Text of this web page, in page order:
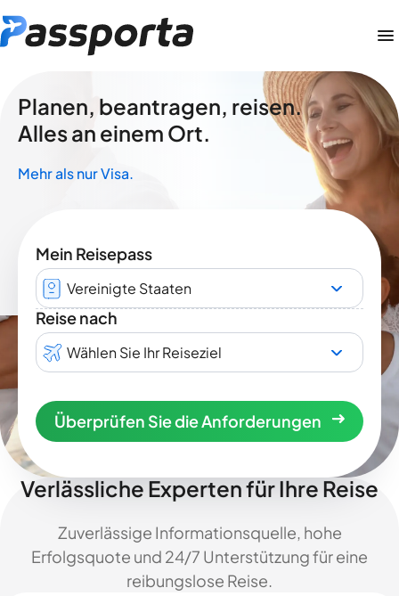
Planen, beantragen, reisen.
Alles an einem Ort.
Mehr als nur Visa.
Mein Reisepass
Vereinigte Staaten
Reise nach
Wählen Sie Ihr Reiseziel
Überprüfen Sie die Anforderungen
Verlässliche Experten für Ihre Reise
Zuverlässige Informationsquelle, hohe
Erfolgsquote und 24/7 Unterstützung für eine
reibungslose Reise.